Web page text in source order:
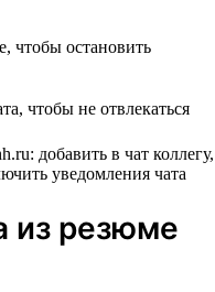
чтобы остановить
чтобы не отвлекаться
из резюме